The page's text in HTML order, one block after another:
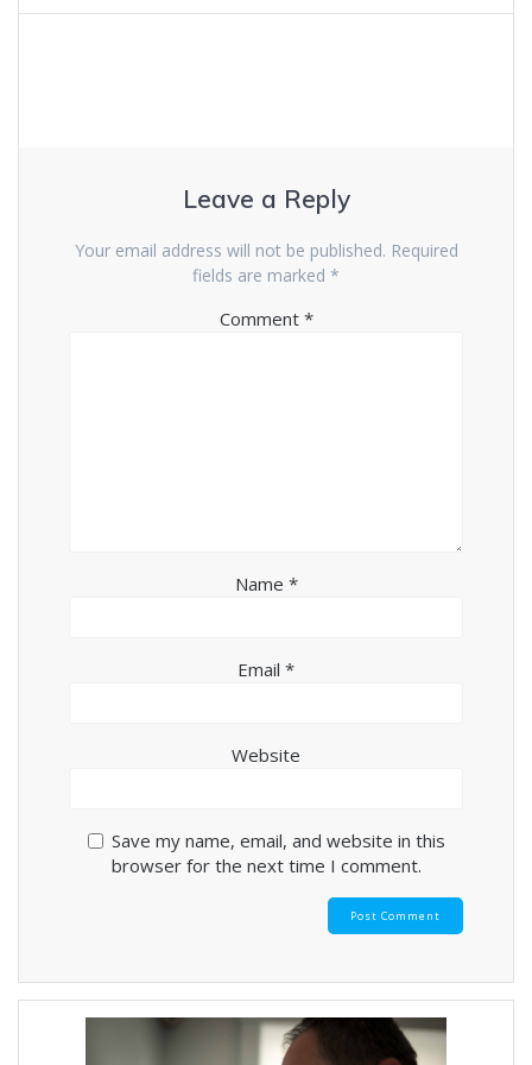
Leave a Reply
Your email address will not be published. Required
fields are marked *
Comment *
Name *
Email *
Website
Save my name, email, and website in this
browser for the next time I comment.